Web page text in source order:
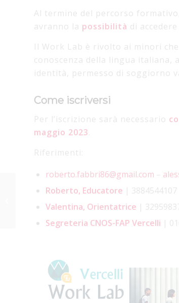
Al termine del percorso
avranno la possibilità di
Il Work Lab è rivolto ai minori
conoscenza della lingua italiana,
identità, permesso di soggiorno
Come iscriversi
Per l’iscrizione sarà necessario
maggio 2023
Riferimenti:
roberto.fabbri86@gmail.com –
Roberto, Educatore | 3884544107
Valentina, Orientatrice |
Segreteria CNOS-FAP Vercelli |
alla scoperta della
Belle Époque con il